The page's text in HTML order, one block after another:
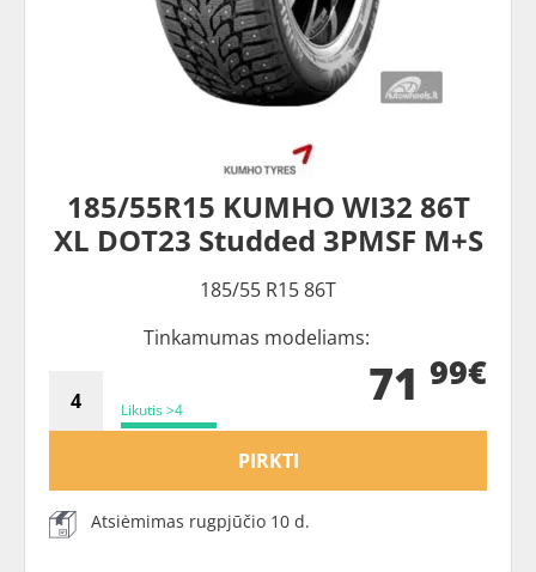
185/55R15 KUMHO WI32 86T
XL DOT23 Studded 3PMSF M+S
185/55 R15 86T
Tinkamumas modeliams:
Likutis >4 71 99€
PIRKTI
Atsiėmimas rugpjūčio 10 d.